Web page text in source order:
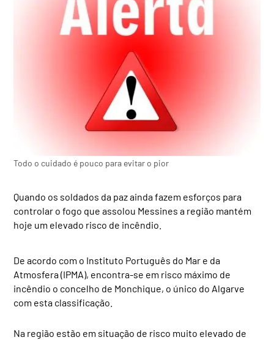
Todo o cuidado é pouco para evitar o pior
Quando os soldados da paz ainda fazem esforços para
controlar o fogo que assolou Messines a região mantém
hoje um elevado risco de incêndio.
De acordo com o Instituto Português do Mar e da
Atmosfera (IPMA), encontra-se em risco máximo de
incêndio o concelho de Monchique, o único do Algarve
com esta classificação.
Na região estão em situação de risco muito elevado de